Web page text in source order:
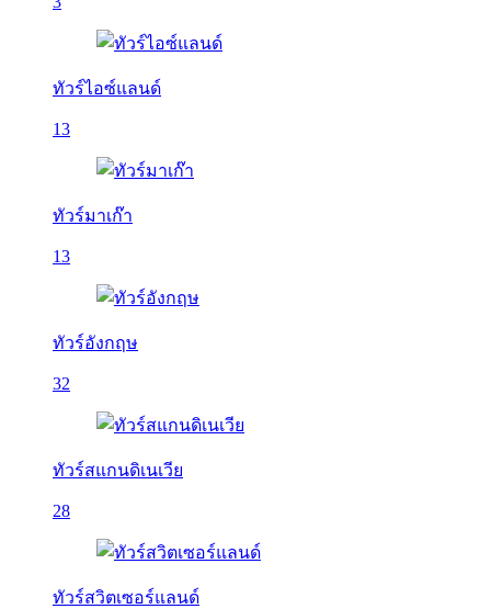
ทัวร์ไอซ์แลนด์
13
ทัวร์มาเก๊า
13
ทัวร์อังกฤษ
32
ทัวร์สแกนดิเนเวีย
28
ทัวร์สวิตเซอร์แลนด์